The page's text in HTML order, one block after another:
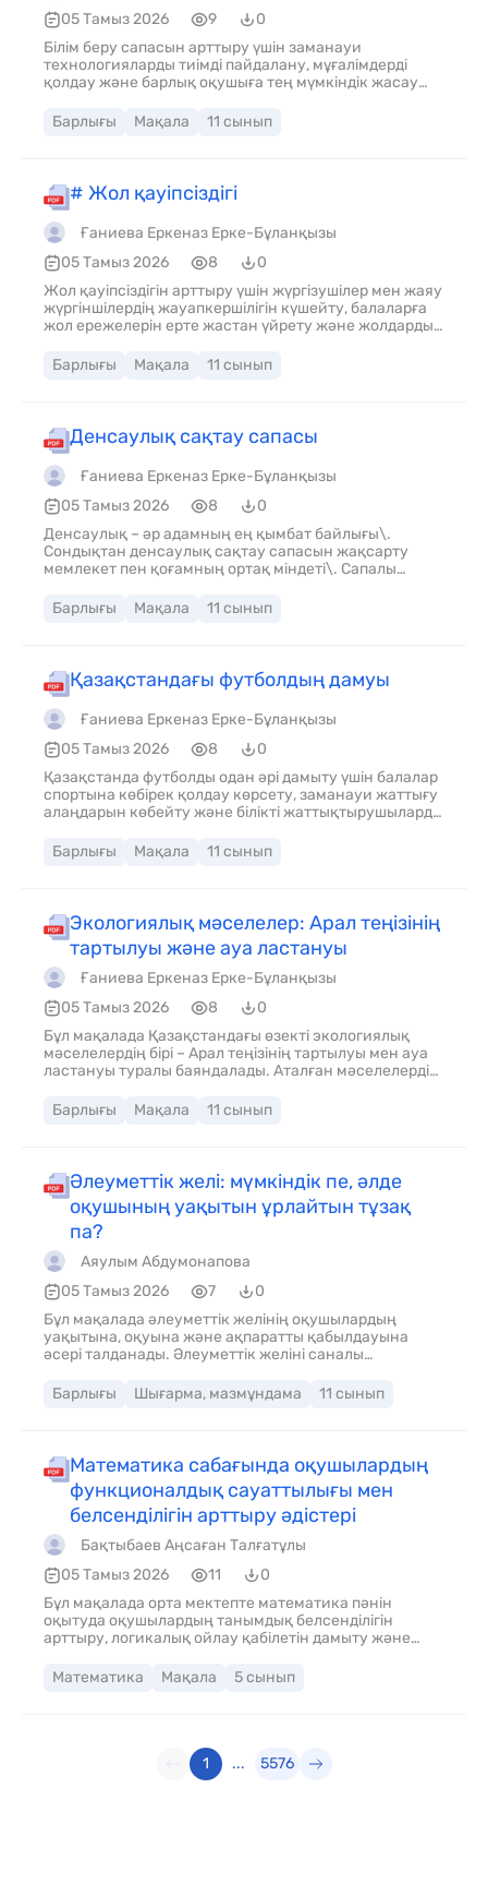
05 Тамыз 2026
9
0
Білім беру сапасын арттыру үшін заманауи
технологияларды тиімді пайдалану, мұғалімдерді
қолдау және барлық оқушыға тең мүмкіндік жасау
болашағының кепілі\.
Барлығы Мақала 11 сынып
# Жол қауіпсіздігі
Ғаниева Еркеназ Ерке-Бұланқызы
05 Тамыз 2026
8
0
Жол қауіпсіздігін арттыру үшін жүргізушілер мен жаяу
жүргіншілердің жауапкершілігін күшейту, балаларға
жол ережелерін ерте жастан үйрету және жолдардың
ережелерін сақтаса, жол\-көлік оқиғалары азайып,
көптеген адамның өмірін сақтап қалуға болады\.
Барлығы Мақала 11 сынып
Денсаулық сақтау сапасы
Ғаниева Еркеназ Ерке-Бұланқызы
05 Тамыз 2026
8
0
Денсаулық – әр адамның ең қымбат байлығы\.
Сондықтан денсаулық сақтау сапасын жақсарту
мемлекет пен қоғамның ортақ міндеті\. Сапалы
елдің дамуына оң әсер етеді\.
Барлығы Мақала 11 сынып
Қазақстандағы футболдың дамуы
Ғаниева Еркеназ Ерке-Бұланқызы
05 Тамыз 2026
8
0
Қазақстанда футболды одан әрі дамыту үшін балалар
спортына көбірек қолдау көрсету, заманауи жаттығу
алаңдарын көбейту және білікті жаттықтырушыларды
жаңа белеске көтеріліп, халықаралық аренада
жоғары нәтижелерге қол жеткізе алады.
Барлығы Мақала 11 сынып
Экологиялық мәселелер: Арал теңізінің
тартылуы және ауа ластануы
Ғаниева Еркеназ Ерке-Бұланқызы
05 Тамыз 2026
8
0
Бұл мақалада Қазақстандағы өзекті экологиялық
мәселелердің бірі – Арал теңізінің тартылуы мен ауа
ластануы туралы баяндалады. Аталған мәселелердің
денсаулығына тигізетін зияны түсіндіріледі. Сонымен
қатар экологиялық жағдайды жақсарту жолдары
Барлығы Мақала 11 сынып
Әлеуметтік желі: мүмкіндік пе, әлде
оқушының уақытын ұрлайтын тұзақ
па?
Аяулым Абдумонапова
05 Тамыз 2026
7
0
Бұл мақалада әлеуметтік желінің оқушылардың
уақытына, оқуына және ақпаратты қабылдауына
әсері талданады. Әлеуметтік желіні саналы
мәселесі қарастырылады.
Барлығы Шығарма, мазмұндама 11 сынып
Математика сабағында оқушылардың
функционалдық сауаттылығы мен
белсенділігін арттыру әдістері
Бақтыбаев Аңсаған Талғатұлы
05 Тамыз 2026
11
0
Бұл мақалада орта мектепте математика пәнін
оқытуда оқушылардың танымдық белсенділігін
арттыру, логикалық ойлау қабілетін дамыту және
қолдану жолдары қарастырылады. Мақала
математика пәні мұғалімдеріне, сынып жетекшілеріне
Математика Мақала 5 сынып
1 ... 5576